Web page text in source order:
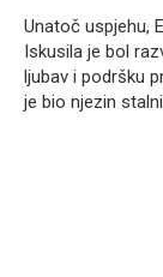
Unatoč uspjehu,
Iskusila je bol
ljubav i podršku
je bio njezin